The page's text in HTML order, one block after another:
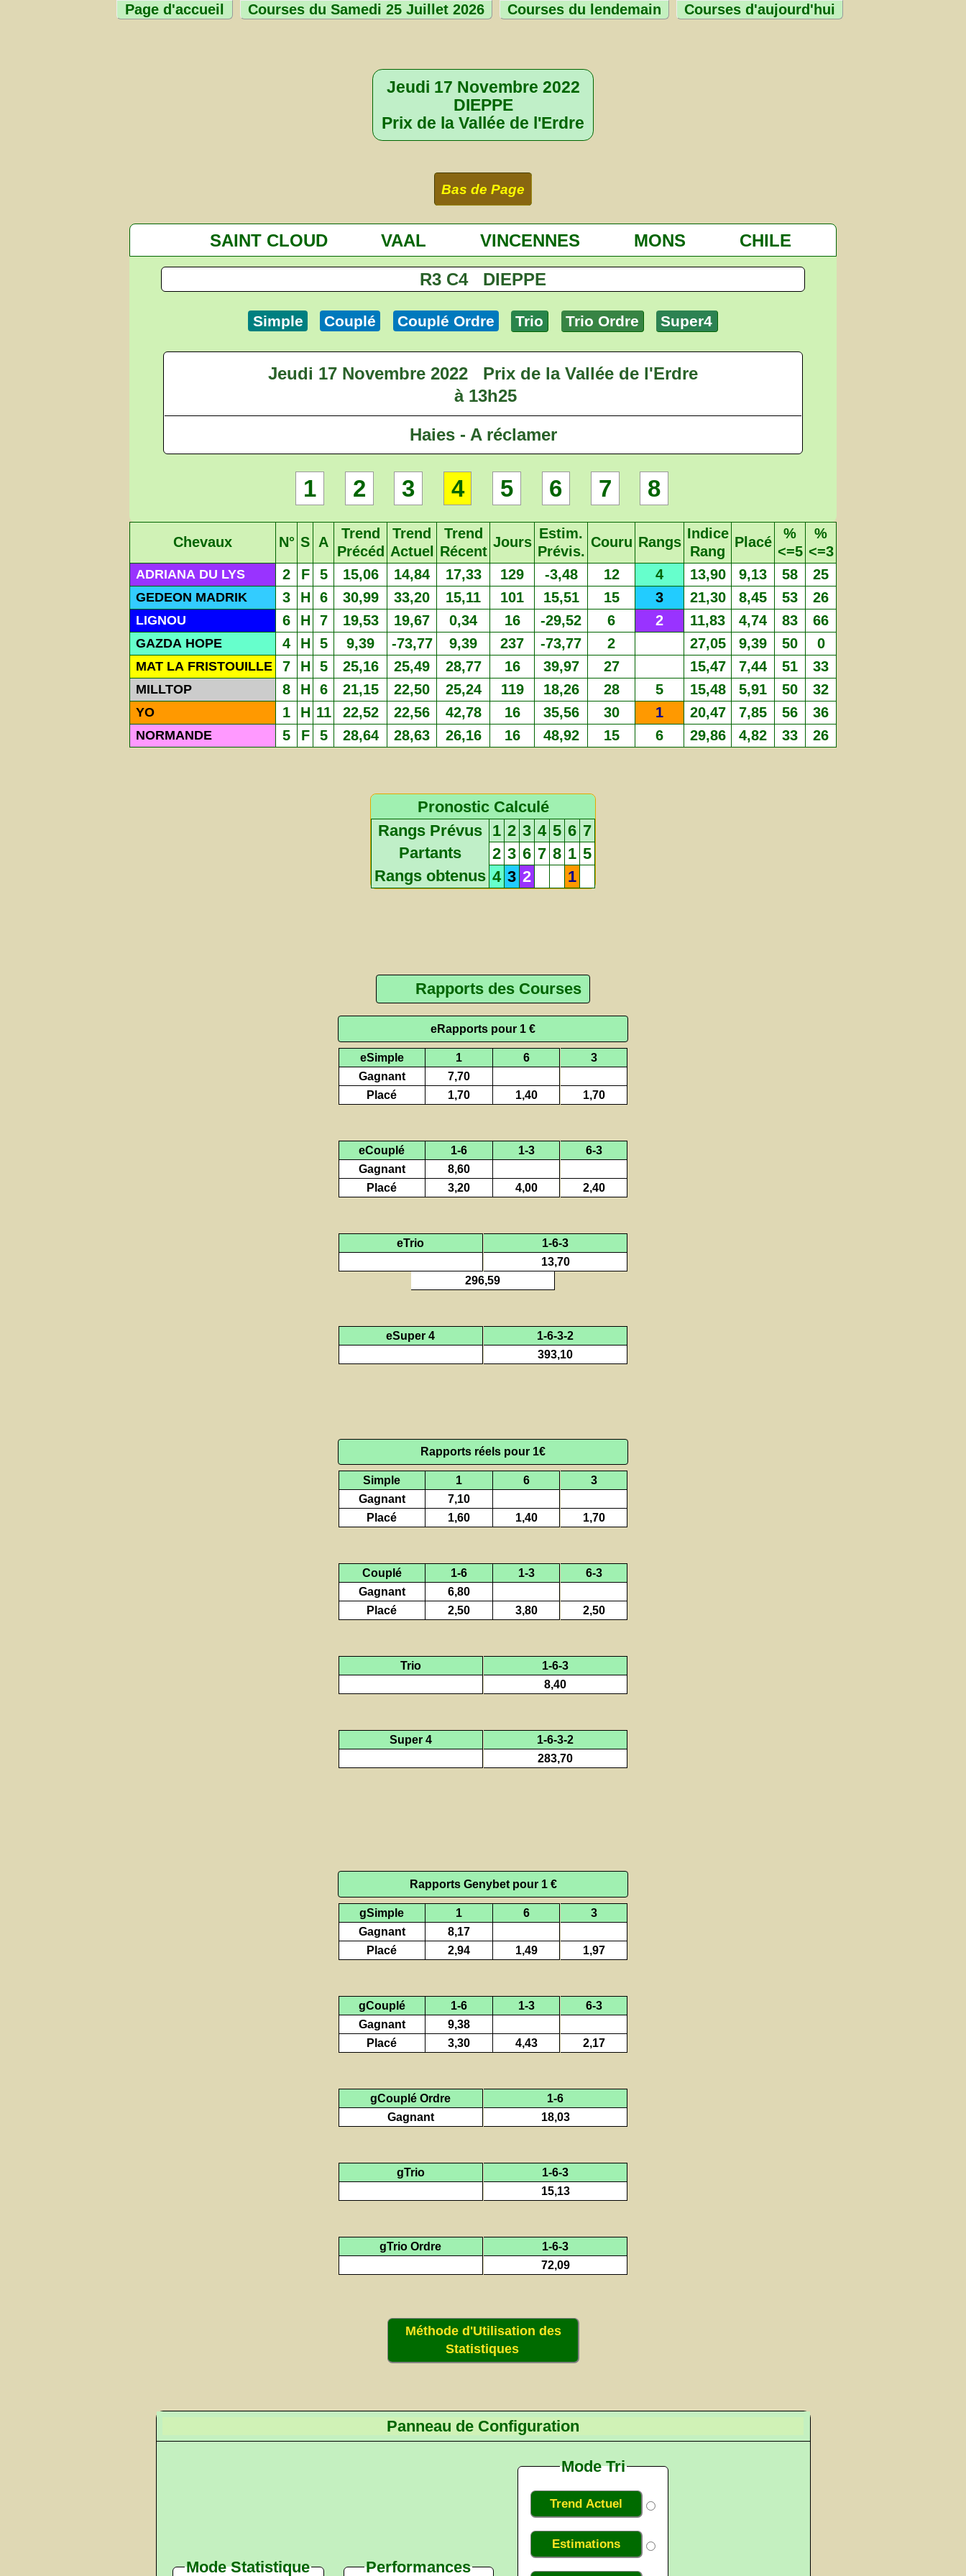
Page d'accueil Courses du Samedi 25 Juillet 2026 Courses du lendemain Courses d'aujourd'hui
Jeudi 17 Novembre 2022
DIEPPE
Prix de la Vallée de l'Erdre
Bas de Page
SAINT CLOUD VAAL VINCENNES MONS CHILE
R3 C4 DIEPPE
Simple Couplé Couplé Ordre Trio Trio Ordre Super4
Jeudi 17 Novembre 2022
Prix de la Vallée de l'Erdre
à 13h25
Haies - A réclamer
1 2 3 4 5 6 7 8
Chevaux N° S A
Trend
Précéd
Trend
Actuel
Trend
Récent
Jours
Estim.
Prévis.
Couru Rangs
Indice
Rang
Placé
%
<=5
%
<=3
ADRIANA DU LYS 2 F 5 15,06 14,84 17,33 129 -3,48 12 4 13,90 9,13 58 25
GEDEON MADRIK 3 H 6 30,99 33,20 15,11 101 15,51 15 3 21,30 8,45 53 26
LIGNOU 6 H 7 19,53 19,67 0,34 16 -29,52 6 2 11,83 4,74 83 66
GAZDA HOPE 4 H 5 9,39 -73,77 9,39 237 -73,77 2 27,05 9,39 50 0
MAT LA FRISTOUILLE 7 H 5 25,16 25,49 28,77 16 39,97 27 15,47 7,44 51 33
MILLTOP 8 H 6 21,15 22,50 25,24 119 18,26 28 5 15,48 5,91 50 32
YO 1 H 11 22,52 22,56 42,78 16 35,56 30 1 20,47 7,85 56 36
NORMANDE 5 F 5 28,64 28,63 26,16 16 48,92 15 6 29,86 4,82 33 26
Pronostic Calculé
Rangs Prévus 1 2 3 4 5 6 7
Partants
2 3 6 7 8 1 5
Rangs obtenus 4 3 2 1
Rapports des Courses
eRapports pour 1 €
eSimple 1 6
3
Gagnant
7,70
Placé
1,70 1,40 1,70
eCouplé 1-6 1-3
6-3
Gagnant
8,60
Placé
3,20 4,00 2,40
eTrio
1-6-3
13,70
296,59
eSuper 4
1-6-3-2
393,10
Rapports réels pour 1€
Simple 1 6
3
Gagnant
7,10
Placé
1,60 1,40 1,70
Couplé 1-6 1-3
6-3
Gagnant
6,80
Placé
2,50 3,80 2,50
Trio
1-6-3
8,40
Super 4
1-6-3-2
283,70
Rapports Genybet pour 1 €
gSimple 1 6
3
Gagnant
8,17
Placé
2,94 1,49 1,97
gCouplé 1-6 1-3
6-3
Gagnant
9,38
Placé
3,30 4,43 2,17
gCouplé Ordre
1-6
Gagnant
18,03
gTrio
1-6-3
15,13
gTrio Ordre
1-6-3
72,09
Méthode d'Utilisation des
Statistiques
Panneau de Configuration
Mode Statistique Performances
Mode Tri
Trend Actuel
Estimations